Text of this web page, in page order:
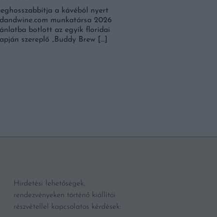
a kávéból nyert
munkatársa 2026
botlott az egyik floridai
szereplő „Buddy Brew […]
Hirdetési lehetőségek,
rendezvényeken történő kiállítói
részvétellel kapcsolatos kérdések: